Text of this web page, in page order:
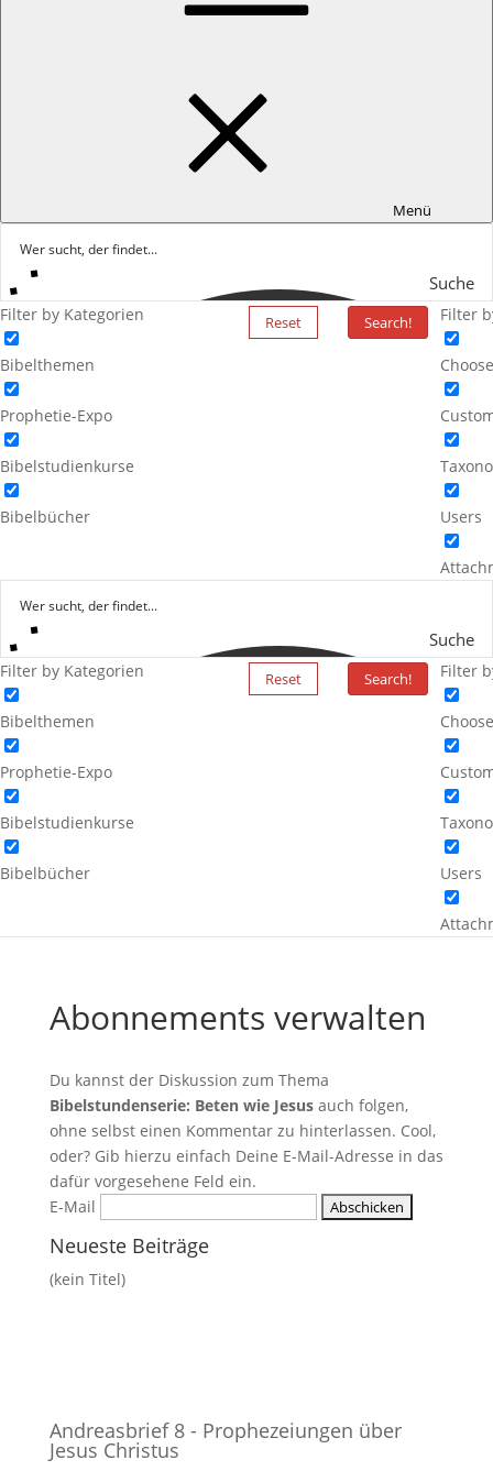
Menü
Suche
Filter by Kategorien
Bibelthemen
Prophetie-Expo
Bibelstudienkurse
Bibelbücher
Reset Search! Filter
Users
Suche
Filter by Kategorien
Bibelthemen
Prophetie-Expo
Bibelstudienkurse
Bibelbücher
Reset Search! Filter
Users
Abonnements verwalten
Du kannst der Diskussion zum Thema
Bibelstundenserie: Beten wie Jesusauch folgen,
ohne selbst einen Kommentar zu hinterlassen. Cool,
oder? Gib hierzu einfach Deine E-Mail-Adresse in das
dafür vorgesehene Feld ein.
E-Mail
Neueste Beiträge
(kein Titel)
Andreasbrief 8 - Prophezeiungen über
Jesus Christus